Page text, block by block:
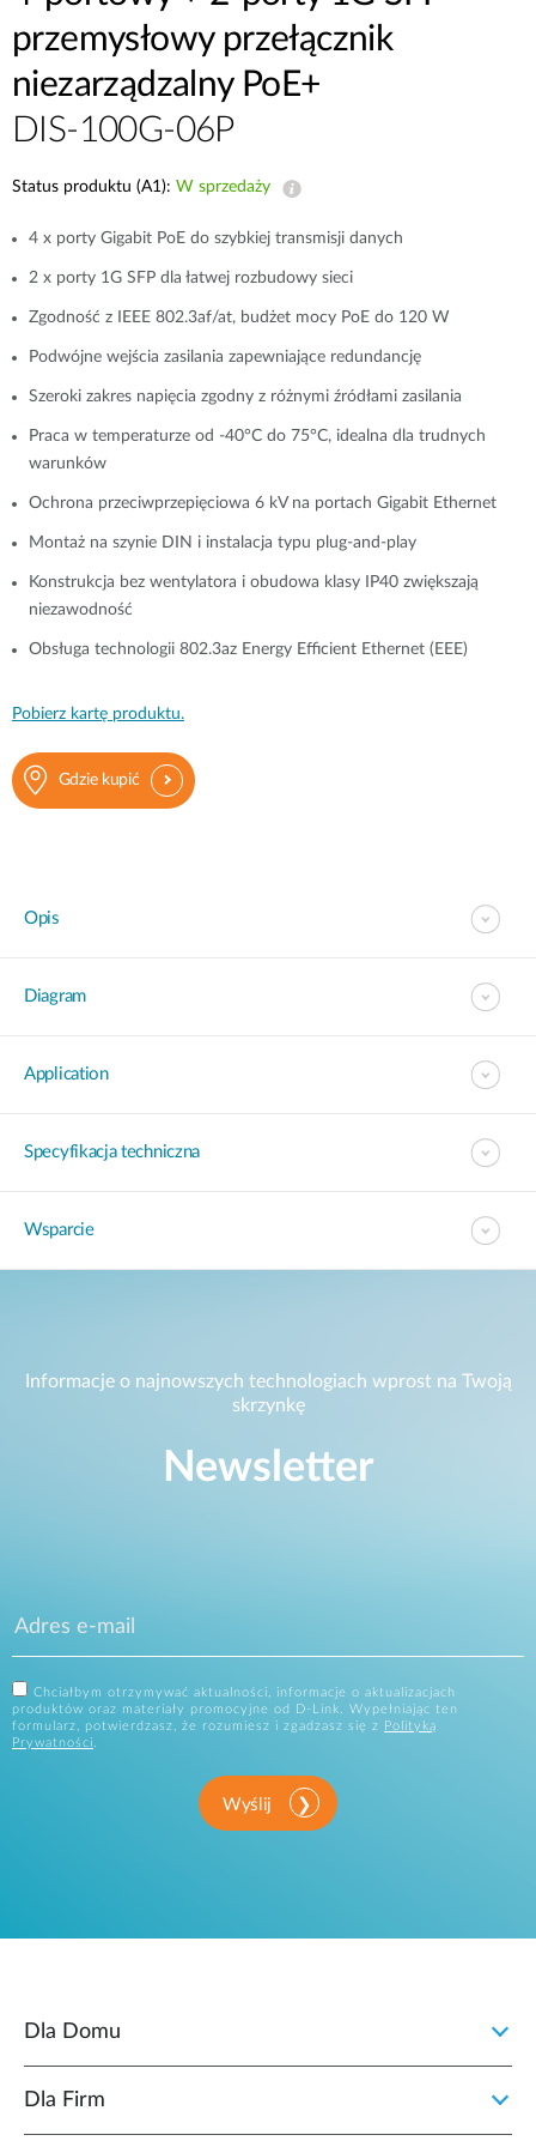
przemysłowy przełącznik
niezarządzalny PoE+
DIS-100G-06P
Status produktu (A1): W sprzedaży
4 x porty Gigabit PoE do szybkiej transmisji danych
2 x porty 1G SFP dla łatwej rozbudowy sieci
Zgodność z IEEE 802.3af/at, budżet mocy PoE do 120 W
Podwójne wejścia zasilania zapewniające redundancję
Szeroki zakres napięcia zgodny z różnymi źródłami zasilania
Praca w temperaturze od -40°C do 75°C, idealna dla trudnych
warunków
Ochrona przeciwprzepięciowa 6 kV na portach Gigabit Ethernet
Montaż na szynie DIN i instalacja typu plug-and-play
Konstrukcja bez wentylatora i obudowa klasy IP40 zwiększają
niezawodność
Obsługa technologii 802.3az Energy Efficient Ethernet (EEE)
Pobierz kartę produktu.
Gdzie kupić
Opis
Diagram
Application
Specyfikacja techniczna
Wsparcie
Informacje o najnowszych technologiach wprost na Twoją
skrzynkę
Newsletter
Chciałbym otrzymywać aktualności, informacje o aktualizacjach
produktów oraz materiały promocyjne od D-Link. Wypełniając ten
formularz, potwierdzasz, że rozumiesz i zgadzasz się z
Polityką
Prywatności.
Wyślij
Dla Domu
Dla Firm